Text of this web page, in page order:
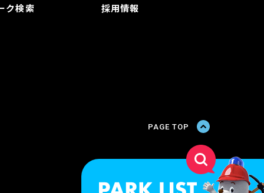
ク検索 採用情報
PAGE TOP